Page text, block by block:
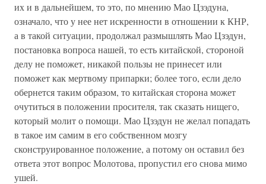
их и в дальнейшем, то это, по мнению Мао Цзэдуна,
означало, что у нее нет искренности в отношении к КНР,
а в такой ситуации, продолжал размышлять Мао Цзэдун,
постановка вопроса нашей, то есть китайской, стороной
делу не поможет, никакой пользы не принесет или
поможет как мертвому припарки; более того, если дело
обернется таким образом, то китайская сторона может
очутиться в положении просителя, так сказать нищего,
который молит о помощи. Мао Цзэдун не желал попадать
в такое им самим в его собственном мозгу
сконструированное положение, а потому он оставил без
ответа этот вопрос Молотова, пропустил его снова мимо
ушей.